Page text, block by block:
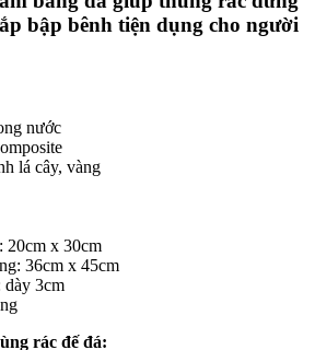
bập bênh tiện dụng cho người
nước
lá cây, vàng
20cm x 30cm
36cm x 45cm
3cm
rác đế đá: